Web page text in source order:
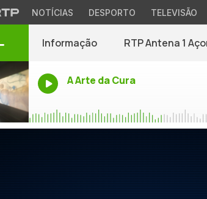
NOTÍCIAS DESPORTO TELEVISÃO
Informação RTP Antena 1
A Arte da Cura